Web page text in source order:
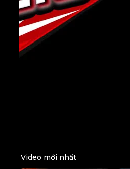
Video mới nhất